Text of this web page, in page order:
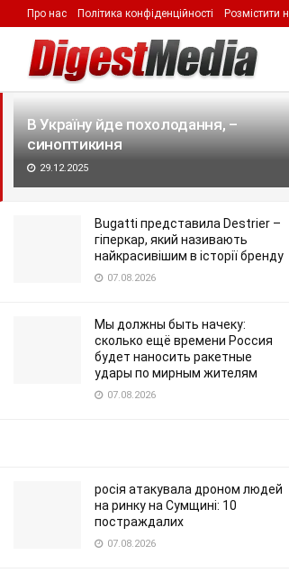
LATEST TRENDING Filter
В Україну йде похолодання, –
синоптикиня
29.12.2025
Bugatti представила Destrier –
гіперкар, який називають
найкрасивішим в історії бренду
07.08.2026
Мы должны быть начеку:
сколько ещё времени Россия
будет наносить ракетные
удары по мирным жителям
07.08.2026
росія атакувала дроном людей
на ринку на Сумщині: 10
постраждалих
07.08.2026
Про нас Політика конфіденційності Розмістити